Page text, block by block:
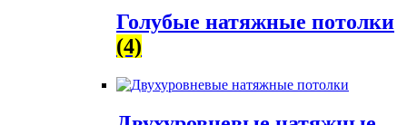
Голубые натяжные потолки
(4)